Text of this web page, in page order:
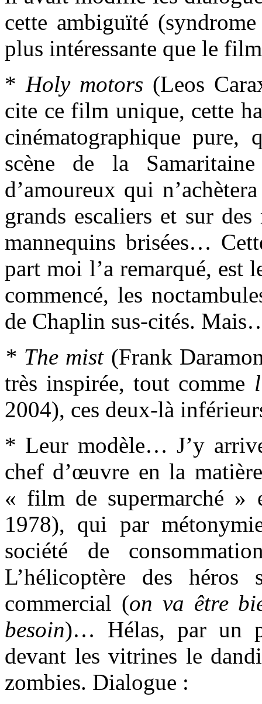
cette ambiguïté
plus intéressante que le
* Holy motors (Leos
cite ce film unique, cette
cinématographique
scène de la
d’amoureux qui
grands escaliers et sur
mannequins brisées…
part moi l’a remarqué, est
commencé, les
de Chaplin sus-cités.
* The mist(Frank
très inspirée, tout comme
2004), ces deux-là
* Leur modèle… J’y
chef d’œuvre en la
« film de supermarché »
1978), qui par
société de
L’hélicoptère des
commercial (on va être
besoin)… Hélas, par un
devant les vitrines le
zombies. Dialogue :